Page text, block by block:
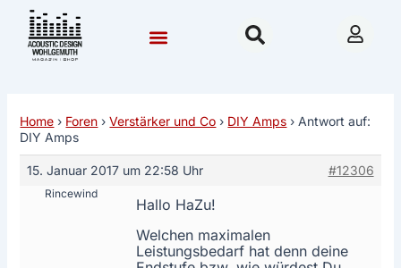
Inhalt
springen
Home › Foren › Verstärker und Co › DIY Amps › Antwort auf:
DIY Amps
15. Januar 2017 um 22:58 Uhr #12306
Rincewind
Hallo HaZu!
Welchen maximalen
Leistungsbedarf hat denn deine
Post
navigation